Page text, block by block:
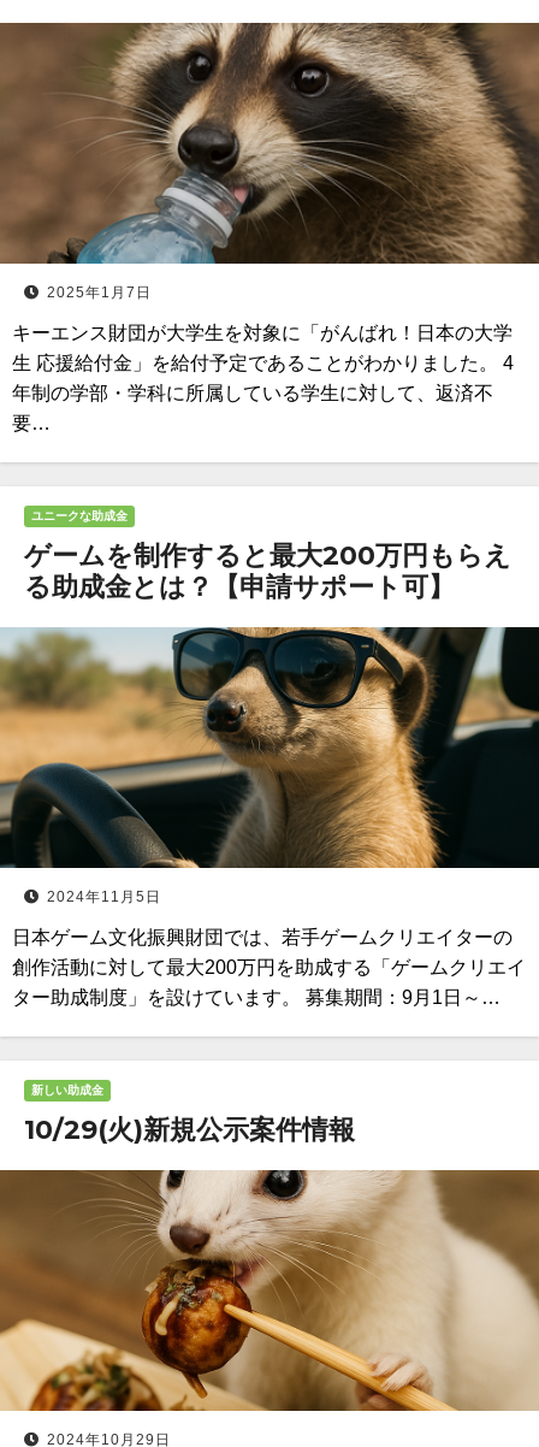
2025年1月7日
キーエンス財団が大学生を対象に「がんばれ！日本の大学
生 応援給付金」を給付予定であることがわかりました。 4
年制の学部・学科に所属している学生に対して、返済不
要…
ユニークな助成金
ゲームを制作すると最大200万円もらえ
る助成金とは？【申請サポート可】
2024年11月5日
日本ゲーム文化振興財団では、若手ゲームクリエイターの
創作活動に対して最大200万円を助成する「ゲームクリエイ
ター助成制度」を設けています。 募集期間：9月1日～…
新しい助成金
10/29(火)新規公示案件情報
2024年10月29日